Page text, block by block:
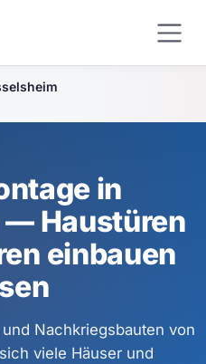
in
— Haustüren
einbauen
Nachkriegsbauten von
viele Häuser und